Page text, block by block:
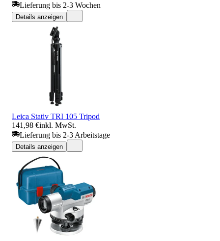
Lieferung bis 2-3 Wochen
Details anzeigen
Leica Stativ TRI 105 Tripod
141,98 €inkl. MwSt.
Lieferung bis 2-3 Arbeitstage
Details anzeigen